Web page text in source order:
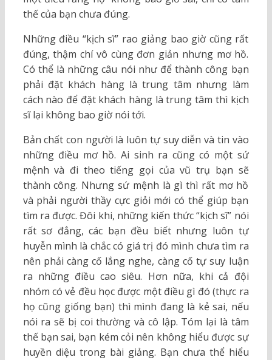
thế của bạn chưa đúng.
Những điều “kịch sĩ” rao giảng bao giờ cũng rất
đúng, thậm chí vô cùng đơn giản nhưng mơ hồ.
Có thể là những câu nói như để thành công bạn
phải đặt khách hàng là trung tâm nhưng làm
cách nào để đặt khách hàng là trung tâm thì kịch
sĩ lại không bao giờ nói tới.
Bản chất con người là luôn tự suy diễn và tin vào
những điều mơ hồ. Ai sinh ra cũng có một sứ
mệnh và đi theo tiếng gọi của vũ trụ bạn sẽ
thành công. Nhưng sứ mệnh là gì thì rất mơ hồ
và phải người thầy cực giỏi mới có thể giúp bạn
tìm ra được. Đôi khi, những kiến thức “kịch sĩ” nói
rất sơ đẳng, các bạn đều biết nhưng luôn tự
huyễn mình là chắc có giá trị đó mình chưa tìm ra
nên phải càng cố lắng nghe, càng cố tự suy luận
ra những điều cao siêu. Hơn nữa, khi cả đội
nhóm có vẻ đều học được một điều gì đó (thực ra
họ cũng giống bạn) thì mình đang là kẻ sai, nếu
nói ra sẽ bị coi thường và cô lập. Tóm lại là tâm
thế bạn sai, bạn kém cỏi nên không hiểu được sự
huyền diệu trong bài giảng. Bạn chưa thể hiểu